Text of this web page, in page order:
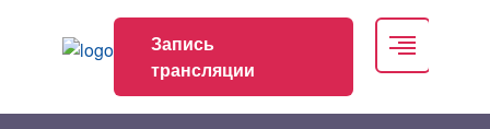
Запись
трансляции